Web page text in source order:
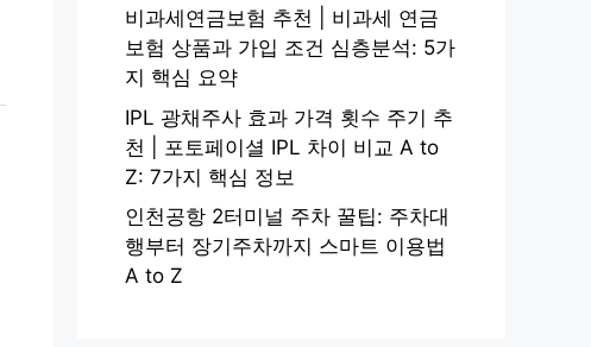
비과세연금보험 추천 | 비과세 연금
보험 상품과 가입 조건 심층분석: 5가
지 핵심 요약
IPL 광채주사 효과 가격 횟수 주기 추
천 | 포토페이셜 IPL 차이 비교 A to
Z: 7가지 핵심 정보
인천공항 2터미널 주차 꿀팁: 주차대
행부터 장기주차까지 스마트 이용법
A to Z